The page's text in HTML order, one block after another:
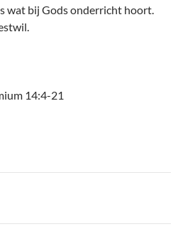
wat bij Gods onderricht hoort.
14:4-21